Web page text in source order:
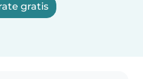
gratis